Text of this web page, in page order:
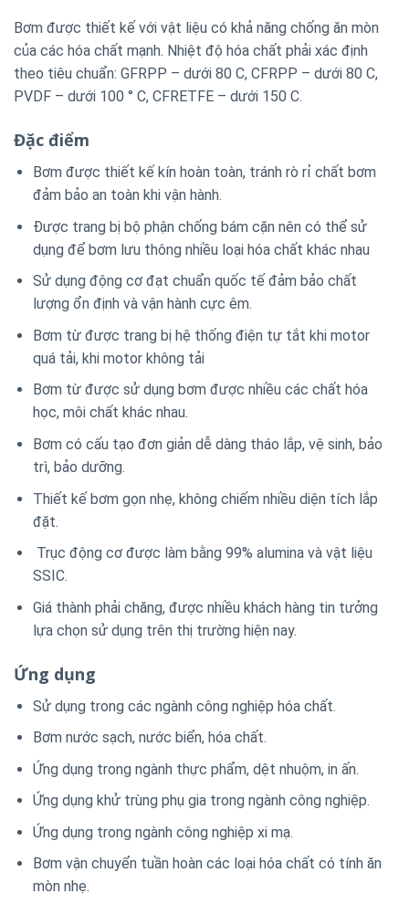
Bơm được thiết kế với vật liệu có khả năng chống ăn mòn
của các hóa chất mạnh. Nhiệt độ hóa chất phải xác định
theo tiêu chuẩn: GFRPP – dưới 80 C, CFRPP – dưới 80 C,
PVDF – dưới 100 ° C, CFRETFE – dưới 150 C.
Đặc điểm
Bơm được thiết kế kín hoàn toàn, tránh rò rỉ chất bơm
đảm bảo an toàn khi vận hành.
Được trang bị bộ phận chống bám cặn nên có thể sử
dụng để bơm lưu thông nhiều loại hóa chất khác nhau
Sử dụng động cơ đạt chuẩn quốc tế đảm bảo chất
lượng ổn định và vận hành cực êm.
Bơm từ được trang bị hệ thống điện tự tắt khi motor
quá tải, khi motor không tải
Bơm từ được sử dụng bơm được nhiều các chất hóa
học, môi chất khác nhau.
Bơm có cấu tạo đơn giản dễ dàng tháo lắp, vệ sinh, bảo
trì, bảo dưỡng.
Thiết kế bơm gọn nhẹ, không chiếm nhiều diện tích lắp
đặt.
Trục động cơ được làm bằng 99% alumina và vật liệu
SSIC.
Giá thành phải chăng, được nhiều khách hàng tin tưởng
lựa chọn sử dụng trên thị trường hiện nay.
Ứng dụng
Sử dụng trong các ngành công nghiệp hóa chất.
Bơm nước sạch, nước biển, hóa chất.
Ứng dụng trong ngành thực phẩm, dệt nhuộm, in ấn.
Ứng dụng khử trùng phụ gia trong ngành công nghiệp.
Ứng dụng trong ngành công nghiệp xi mạ.
Bơm vận chuyển tuần hoàn các loại hóa chất có tính ăn
mòn nhẹ.